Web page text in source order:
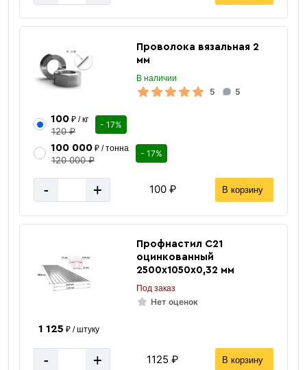
Проволока вязальная 2
мм
В наличии
5 5
100₽ / кг
120 ₽
- 17%
100 000₽ / тонна
120 000 ₽
- 17%
- + 100 ₽ В корзину
Профнастил C21
оцинкованный
2500х1050х0,32 мм
Под заказ
Нет оценок
1 125 ₽ / штуку
- + 1125 ₽ В корзину
Масса 1 п/м кг.
Прокат
Цвет Серый
Толщина стенки 3 мм
Сечение Круглая
ГОСТ 10704-91
Страна производства
Диаметр
Марка
Сортамент Труба электросварная